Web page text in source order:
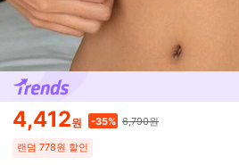
4,412원 -35% 6,790원
랜덤 778원 할인